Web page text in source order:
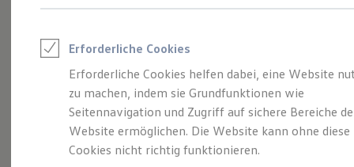
Saisonangebote
Leasing
Leasing-Angebote
Gebrauchtwagen Leasing
Junge Gebrauchtwagen-Leasing
Elektroauto Leasing
Kleinwagen-Leasing
Leasing ohne Anzahlung
Größer. Entspannter.
Reichweiter. Der ID.7.
Erforderliche Cookies
Erforderliche Cookies helfen dabei, eine Website
zu machen, indem sie Grundfunktionen wie
Seitennavigation und Zugriff auf sichere Bereiche
Website ermöglichen. Die Website kann ohne diese
Cookies nicht richtig funktionieren.